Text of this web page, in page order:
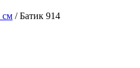
см / Батик 914